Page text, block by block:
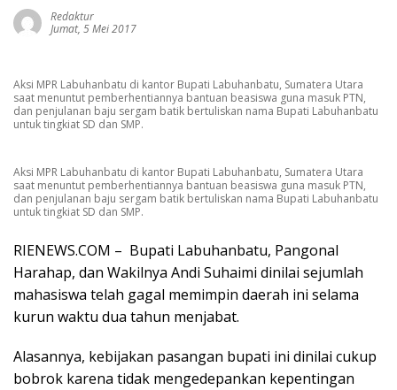
Redaktur
Jumat, 5 Mei 2017
Aksi MPR Labuhanbatu di kantor Bupati Labuhanbatu, Sumatera Utara
saat menuntut pemberhentiannya bantuan beasiswa guna masuk PTN,
dan penjulanan baju sergam batik bertuliskan nama Bupati Labuhanbatu
untuk tingkiat SD dan SMP.
Aksi MPR Labuhanbatu di kantor Bupati Labuhanbatu, Sumatera Utara
saat menuntut pemberhentiannya bantuan beasiswa guna masuk PTN,
dan penjulanan baju sergam batik bertuliskan nama Bupati Labuhanbatu
untuk tingkiat SD dan SMP.
RIENEWS.COM – Bupati Labuhanbatu, Pangonal
Harahap, dan Wakilnya Andi Suhaimi dinilai sejumlah
mahasiswa telah gagal memimpin daerah ini selama
kurun waktu dua tahun menjabat.
Alasannya, kebijakan pasangan bupati ini dinilai cukup
bobrok karena tidak mengedepankan kepentingan